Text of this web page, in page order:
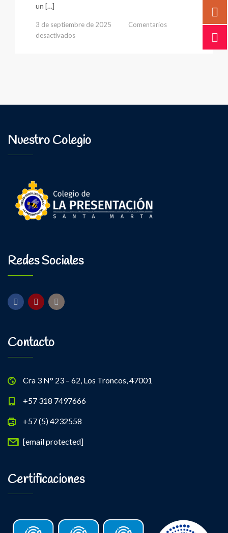
un […]
3 de septiembre de 2025
Comentarios
desactivados
Nuestro Colegio
Redes Sociales
Contacto
Cra 3 N° 23 – 62, Los Troncos, 47001
+57 318 7497666
+57 (5) 4232558
[email protected]
Certificaciones